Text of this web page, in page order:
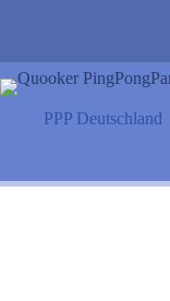
PPP Deutschland